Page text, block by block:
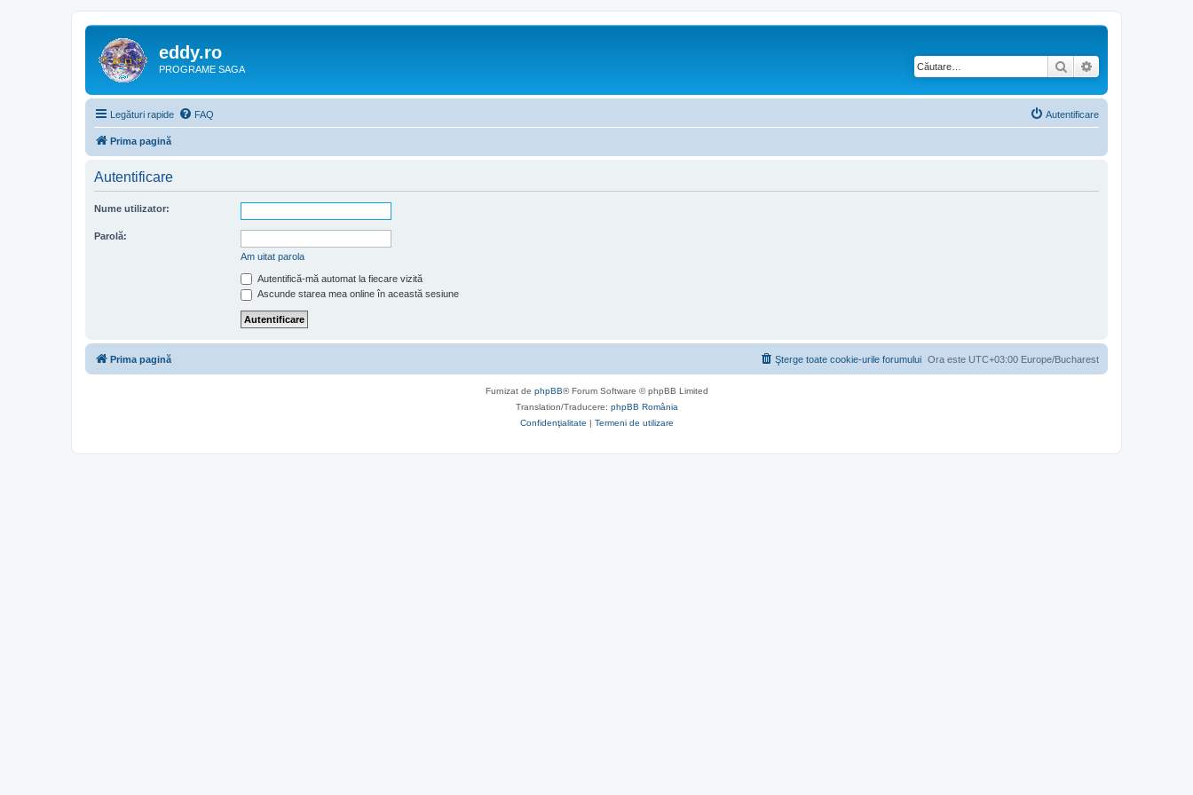
eddy.ro
PROGRAME SAGA Căutare
Legături rapide FAQ Autentificare
Prima pagină
Autentificare
Nume utilizator:
Parolă:
Am uitat parola
Autentifică-mă automat la fiecare vizită
Ascunde starea mea online în această sesiune
Prima pagină Ora este UTC+03:00 Europe/Bucharest
Şterge toate cookie-urile forumului
Furnizat de phpBB® Forum Software © phpBB Limited
Translation/Traducere: phpBB România
Confidenţialitate | Termeni de utilizare